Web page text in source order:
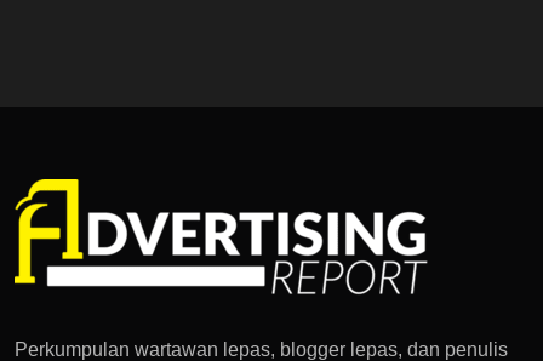
Perkumpulan wartawan lepas, blogger lepas, dan penulis